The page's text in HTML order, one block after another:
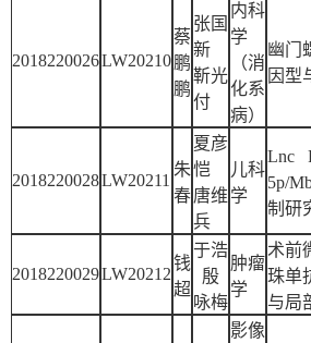
2018220026LW20210
蔡
鹏
鹏
张国
新
靳光
付
内科
学
（消
化系
病）
幽门
因型
2018220028LW20211
朱
春
夏彦
恺
唐维
兵
儿科
学
Lnc
5p/
制研
2018220029LW20212
钱
超
于浩
殷
咏梅
肿瘤
学
术前
珠单
与局
影像